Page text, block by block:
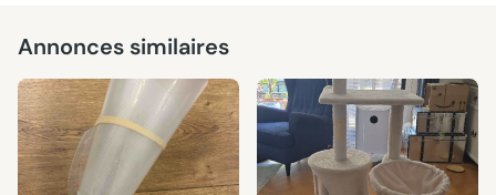
Annonces similaires